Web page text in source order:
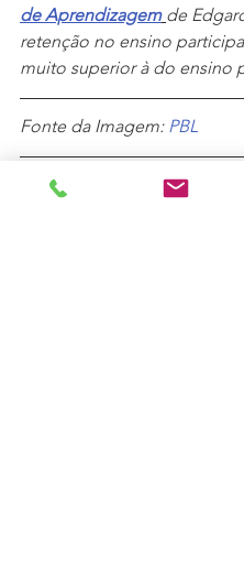
de Aprendizagem de
retenção no ensino
muito superior à do ensino
Fonte da Imagem: PBL
#Educação
#Treinamento